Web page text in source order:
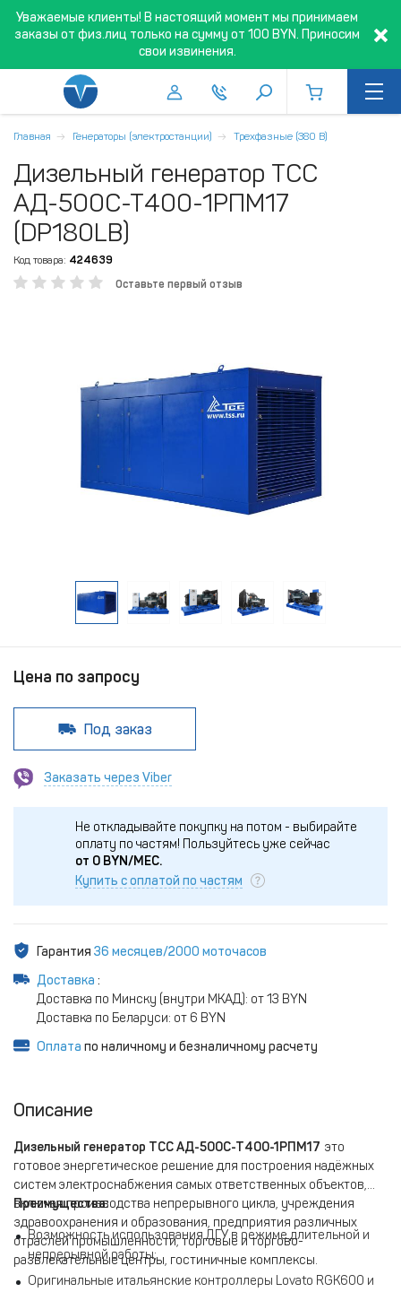
Уважаемые клиенты! В настоящий момент мы принимаем
заказы от физ.лиц только на сумму от 100 BYN. Приносим
свои извинения.
Главная Генераторы (электростанции) Трехфазные (380 В)
Дизельный генератор ТСС
АД-500С-Т400-1РПМ17
(DP180LB)
Код товара: 424639
Оставьте первый отзыв
Цена по запросу
Под заказ
Заказать через Viber
Не откладывайте покупку на потом - выбирайте
оплату по частям! Пользуйтесь уже сейчас
от 0 BYN/МЕС.
Купить с оплатой по частям
Гарантия 36 месяцев/2000 моточасов
Доставка :
Доставка по Минску (внутри МКАД): от 13 BYN
Доставка по Беларуси: от 6 BYN
Оплата по наличному и безналичному расчету
Описание
Дизельный генератор ТСС АД-500С-Т400-1РПМ17 это
готовое энергетическое решение для построения надёжных
систем электроснабжения самых ответственных объектов,
включая производства непрерывного цикла, учреждения
здравоохранения и образования, предприятия различных
отраслей промышленности, торговые и торгово-
развлекательные центры, гостиничные комплексы.
Преимущества:
Возможность использования ДГУ в режиме длительной и
непрерывной работы;
Оригинальные итальянские контроллеры Lovato RGK600 и